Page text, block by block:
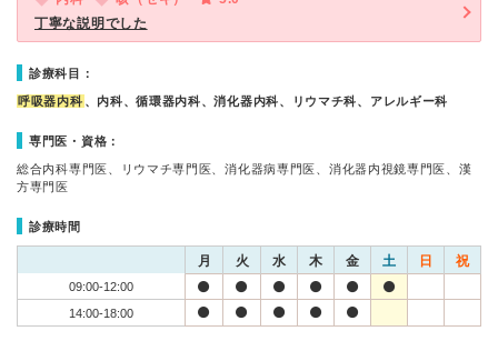
丁寧な説明でした
診療科目：
呼吸器内科 、内科、循環器内科、消化器内科、リウマチ科、アレルギー科
専門医・資格：
総合内科専門医、リウマチ専門医、消化器病専門医、消化器内視鏡専門医、漢
方専門医
診療時間
月 火 水 木 金 土 日 祝
09:00-12:00
14:00-18:00